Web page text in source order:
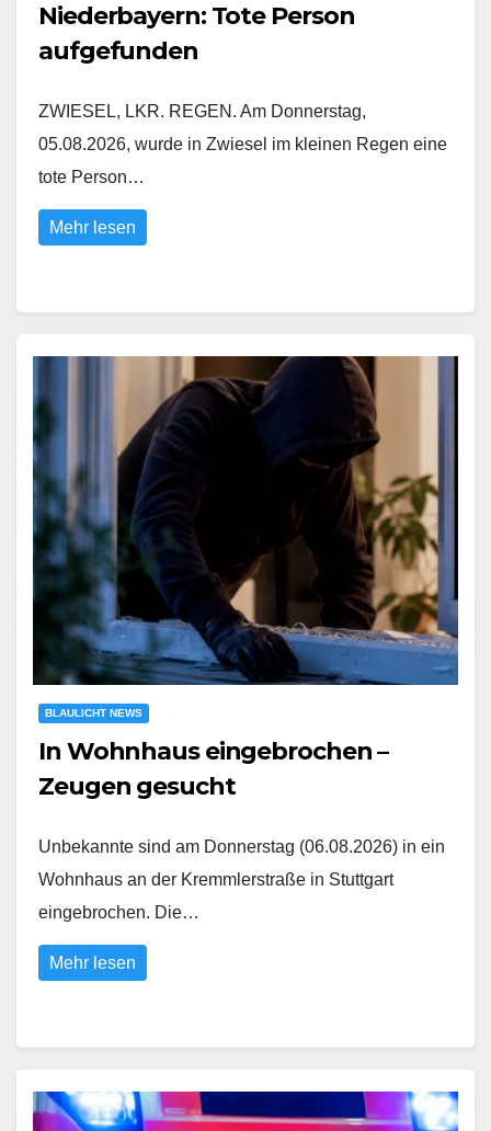
Niederbayern: Tote Person
aufgefunden
ZWIESEL, LKR. REGEN. Am Donnerstag,
05.08.2026, wurde in Zwiesel im kleinen Regen eine
tote Person…
Mehr lesen
BLAULICHT NEWS
In Wohnhaus eingebrochen –
Zeugen gesucht
Unbekannte sind am Donnerstag (06.08.2026) in ein
Wohnhaus an der Kremmlerstraße in Stuttgart
eingebrochen. Die…
Mehr lesen